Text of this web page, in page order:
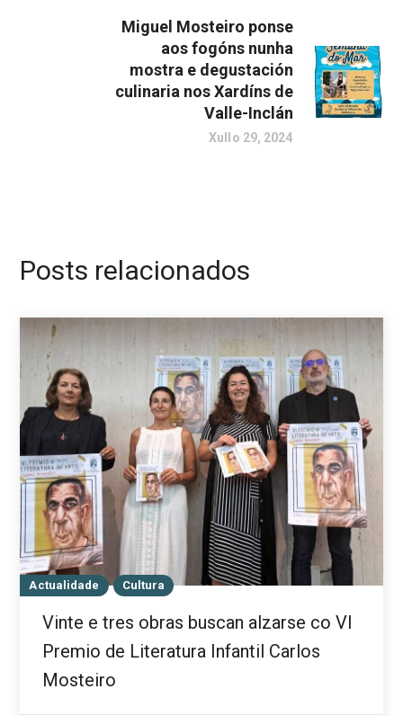
Miguel Mosteiro ponse
aos fogóns nunha
mostra e degustación
culinaria nos Xardíns de
Valle-Inclán
Xullo 29, 2024
Posts relacionados
Actualidade Cultura
Vinte e tres obras buscan alzarse co VI
Premio de Literatura Infantil Carlos
Mosteiro